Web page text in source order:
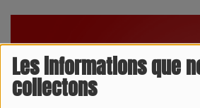
Les informations que
collectons